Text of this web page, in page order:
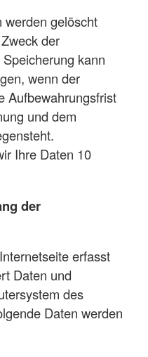
werden gelöscht
der
kann
wenn der
Aufbewahrungsfrist
und dem
Ihre Daten 10
der
erfasst
Daten und
des
Daten werden